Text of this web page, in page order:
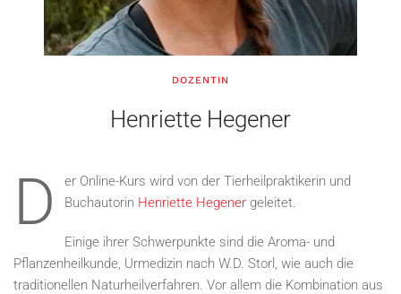
DOZENTIN
Henriette Hegener
D
er Online-Kurs wird von der Tierheilpraktikerin und
Buchautorin Henriette Hegener geleitet.
Einige ihrer Schwerpunkte sind die Aroma- und
Pflanzenheilkunde, Urmedizin nach W.D. Storl, wie auch die
traditionellen Naturheilverfahren. Vor allem die Kombination aus